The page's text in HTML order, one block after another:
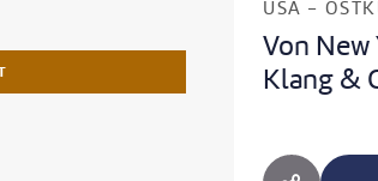
USA -
Von
Klang &